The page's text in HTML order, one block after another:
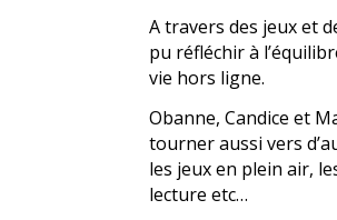
A travers des jeux et
pu réfléchir à
vie hors ligne.
Obanne, Candice et
tourner aussi vers
les jeux en plein air,
lecture etc…